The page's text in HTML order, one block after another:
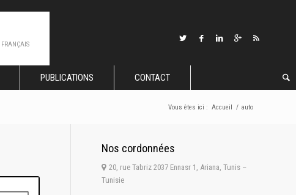
FRANÇAIS
PUBLICATIONS CONTACT
Vous êtes ici : Accueil / auto
Nos cordonnées
20, rue Tabriz 2037 Ennasr 1, Ariana, Tunis –
Tunisie